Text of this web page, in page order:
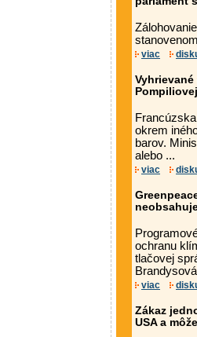
viac
okrem
barov.
alebo ...
viac
ochranu
tlačovej
viac
Zákaz
USA a